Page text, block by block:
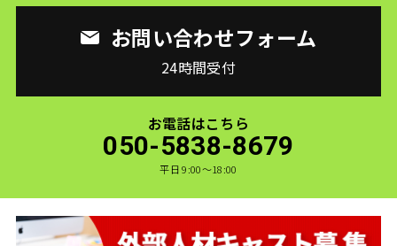
お問い合わせフォーム
24時間受付
お電話はこちら
050-5838-8679
平日 9:00〜18:00